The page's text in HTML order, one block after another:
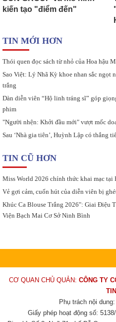
kiến tạo "điểm đến"
TIN MỚI HƠN
Thói quen đọc sách từ nhỏ của Hoa hậu
Sao Việt: Lý Nhã Kỳ khoe nhan sắc ngọt
trắng
Dàn diễn viên “Hộ linh tráng sĩ” góp
phim
"Người nhện: Khởi đầu mới" vượt mốc
Sau ‘Nhà gia tiên’, Huỳnh Lập có thắng
TIN CŨ HƠN
Miss World 2026 chính thức khai mạc tại
Vẻ gợi cảm, cuốn hút của diễn viên bị
Khúc Ca Blouse Trắng 2026": Giai Điệu
Viện Bạch Mai Cơ Sở Ninh Bình
CƠ QUAN CHỦ QUẢN: CÔNG TY
TIN
Phụ trách nội
Giấy phép hoạt động số: